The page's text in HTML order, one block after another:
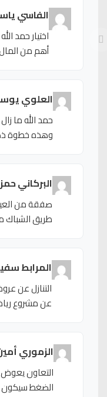
الفاسي
اختيار حمد
أهم من
العلوي
حمد الله ما
وهذه خطوة
البركاني
صفقة من
طريق الشباك
المرابط
التنازل عن
عن مشروع
الزموري
التعاون
الضغط سيكون